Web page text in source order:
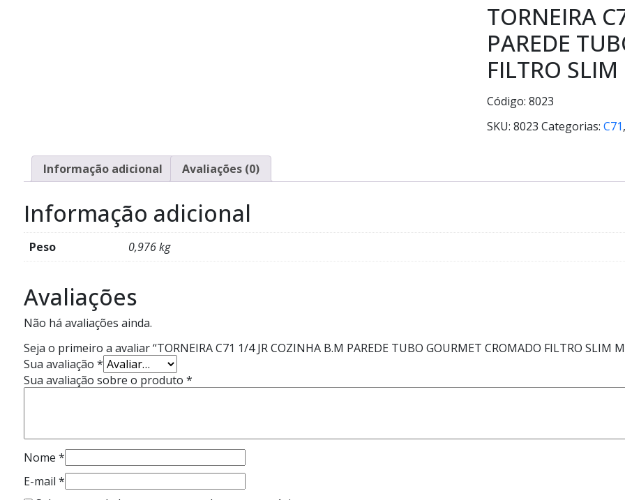
TORNEIRA
PAREDE
FILTRO
Código: 8023
SKU: 8023 Categorias: C71,
Informação adicional Avaliações (0)
Informação adicional
Peso 0,976 kg
Avaliações
Não há avaliações ainda.
Seja o primeiro a avaliar “TORNEIRA C71 1/4 JR COZINHA B.M PAREDE TUBO GOURMET CROMADO FILTRO SLIM
Sua avaliação *
Sua avaliação sobre o produto *
Nome *
E-mail *